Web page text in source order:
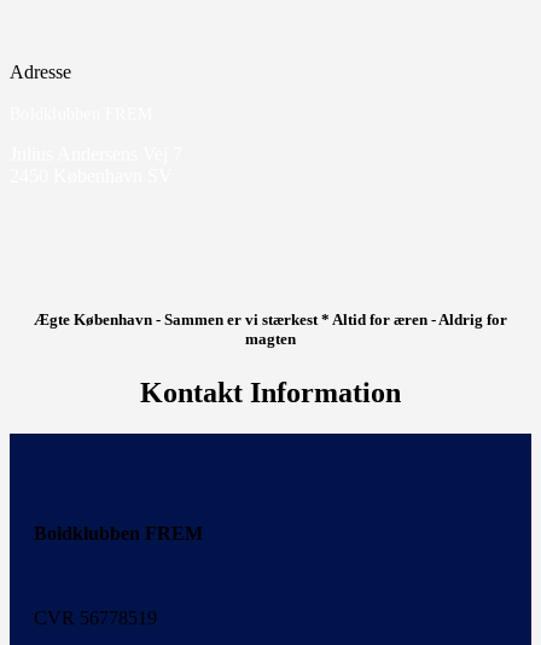
Adresse
Ægte København - Sammen er vi stærkest * Altid for æren - Aldrig for
magten
Kontakt Information
Boldklubben FREM
CVR 56778519